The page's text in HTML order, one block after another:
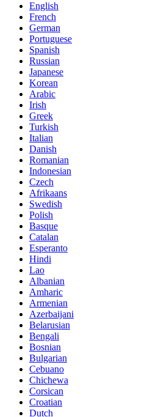
English
French
German
Portuguese
Spanish
Russian
Japanese
Korean
Arabic
Irish
Greek
Turkish
Italian
Danish
Romanian
Indonesian
Czech
Afrikaans
Swedish
Polish
Basque
Catalan
Esperanto
Hindi
Lao
Albanian
Amharic
Armenian
Azerbaijani
Belarusian
Bengali
Bosnian
Bulgarian
Cebuano
Chichewa
Corsican
Croatian
Dutch